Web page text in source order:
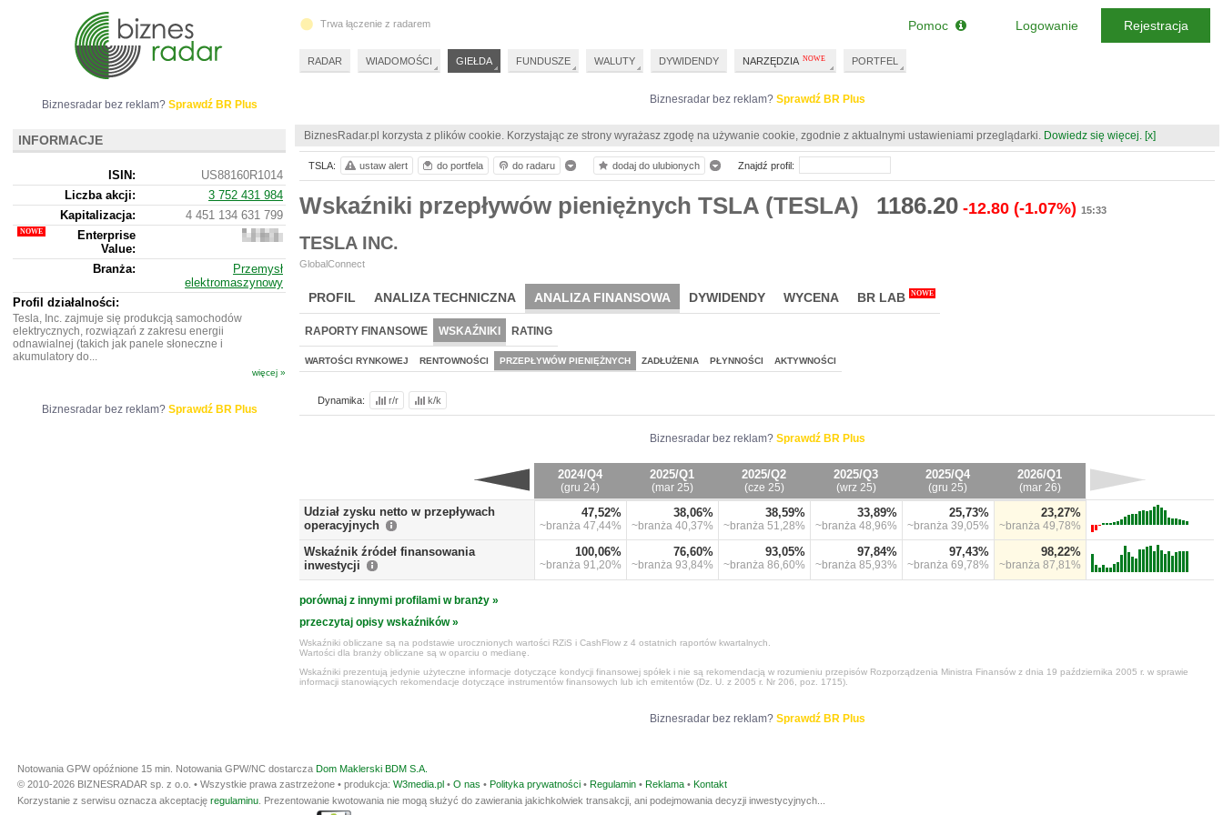
Biznesradar bez reklam? Sprawdź BR Plus
BiznesRadar.pl korzysta z plików cookie. Korzystając ze strony wyrażasz zgodę na używanie cookie, zgodnie z aktualnymi ustawieniami przeglądarki. Dowiedz się więcej. [x]
Wskaźniki przepływów pieniężnych TSLA (TESLA) 1186.20 -12.80 (-1.07%) 15:33
TESLA INC.
GlobalConnect
PROFIL ANALIZA TECHNICZNA ANALIZA FINANSOWA DYWIDENDY WYCENA BR LAB NOWE
RAPORTY FINANSOWE WSKAŹNIKI RATING
WARTOŚCI RYNKOWEJ RENTOWNOŚCI PRZEPŁYWÓW PIENIĘŻNYCH ZADŁUŻENIA PŁYNNOŚCI AKTYWNOŚCI
Dynamika: r/r k/k
Biznesradar bez reklam? Sprawdź BR Plus
2024/Q4
(gru 24)
2025/Q1
(mar 25)
2025/Q2
(cze 25)
2025/Q3
(wrz 25)
2025/Q4
(gru 25)
2026/Q1
(mar 26)
Udział zysku netto w przepływach
operacyjnych
47,52%
~branża 47,44%
38,06%
~branża 40,37%
38,59%
~branża 51,28%
33,89%
~branża 48,96%
25,73%
~branża 39,05%
23,27%
~branża 49,78%
Wskaźnik źródeł finansowania
inwestycji
100,06%
~branża 91,20%
76,60%
~branża 93,84%
93,05%
~branża 86,60%
97,84%
~branża 85,93%
97,43%
~branża 69,78%
98,22%
~branża 87,81%
porównaj z innymi profilami w branży »
przeczytaj opisy wskaźników »
Wskaźniki obliczane są na podstawie urocznionych wartości RZiS i CashFlow z 4 ostatnich raportów kwartalnych.
Wartości dla branży obliczane są w oparciu o medianę.
Wskaźniki prezentują jedynie użyteczne informacje dotyczące kondycji finansowej spółek i nie są rekomendacją w rozumieniu przepisów Rozporządzenia Ministra Finansów z dnia 19 października 2005 r. w sprawie
informacji stanowiących rekomendacje dotyczące instrumentów finansowych lub ich emitentów (Dz. U. z 2005 r. Nr 206, poz. 1715).
Biznesradar bez reklam? Sprawdź BR Plus
TSLA: ustaw alert do portfela do radaru dodaj do ulubionych Znajdź profil:
Biznesradar bez reklam? Sprawdź BR Plus
INFORMACJE
ISIN:
US88160R1014
Liczba akcji:
3 752 431 984
Kapitalizacja:
4 451 134 631 799
Enterprise
Value:
4
549
972
599
Branża:
Przemysł
elektromaszynowy
Profil działalności:
Tesla, Inc. zajmuje się produkcją samochodów
elektrycznych, rozwiązań z zakresu energii
odnawialnej (takich jak panele słoneczne i
akumulatory do...
więcej »
Biznesradar bez reklam? Sprawdź BR Plus
Trwa łączenie z radarem
RADAR WIADOMOŚCI GIEŁDA FUNDUSZE WALUTY DYWIDENDY NARZĘDZIA PORTFEL
Pomoc Logowanie Rejestracja
Notowania GPW opóźnione 15 min. Notowania GPW/NC dostarcza Dom Maklerski BDM S.A.
© 2010-2026 BIZNESRADAR sp. z o.o. • Wszystkie prawa zastrzeżone • produkcja: W3media.pl • O nas • Polityka prywatności • Regulamin • Reklama • Kontakt
Korzystanie z serwisu oznacza akceptację regulaminu . Prezentowanie kwotowania nie mogą służyć do zawierania jakichkolwiek transakcji, ani podejmowania decyzji inwestycyjnych...